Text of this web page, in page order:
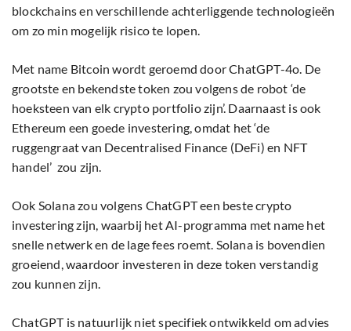
blockchains en verschillende achterliggende technologieën
om zo min mogelijk risico te lopen.
Met name Bitcoin wordt geroemd door ChatGPT-4o. De
grootste en bekendste token zou volgens de robot ‘de
hoeksteen van elk crypto portfolio zijn’. Daarnaast is ook
Ethereum een goede investering, omdat het ‘de
ruggengraat van Decentralised Finance (DeFi) en NFT
handel’ zou zijn.
Ook Solana zou volgens ChatGPT een beste crypto
investering zijn, waarbij het AI-programma met name het
snelle netwerk en de lage fees roemt. Solana is bovendien
groeiend, waardoor investeren in deze token verstandig
zou kunnen zijn.
ChatGPT is natuurlijk niet specifiek ontwikkeld om advies